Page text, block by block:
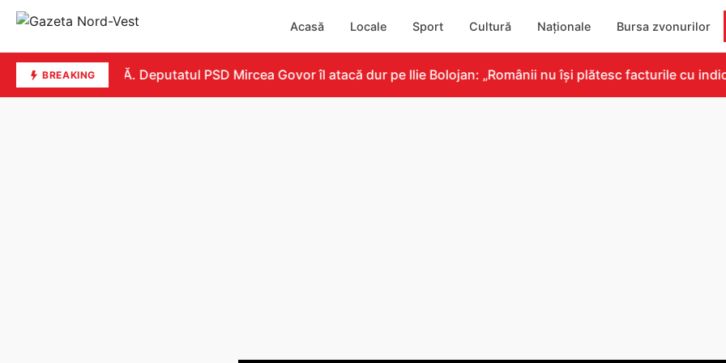
Acasă Locale Sport Cultură Naționale Bursa zvonurilor
BREAKING
REPLICĂ. Deputatul PSD Mircea Govor îl atacă dur pe Ilie Bolojan: „Românii nu își plătesc facturile cu